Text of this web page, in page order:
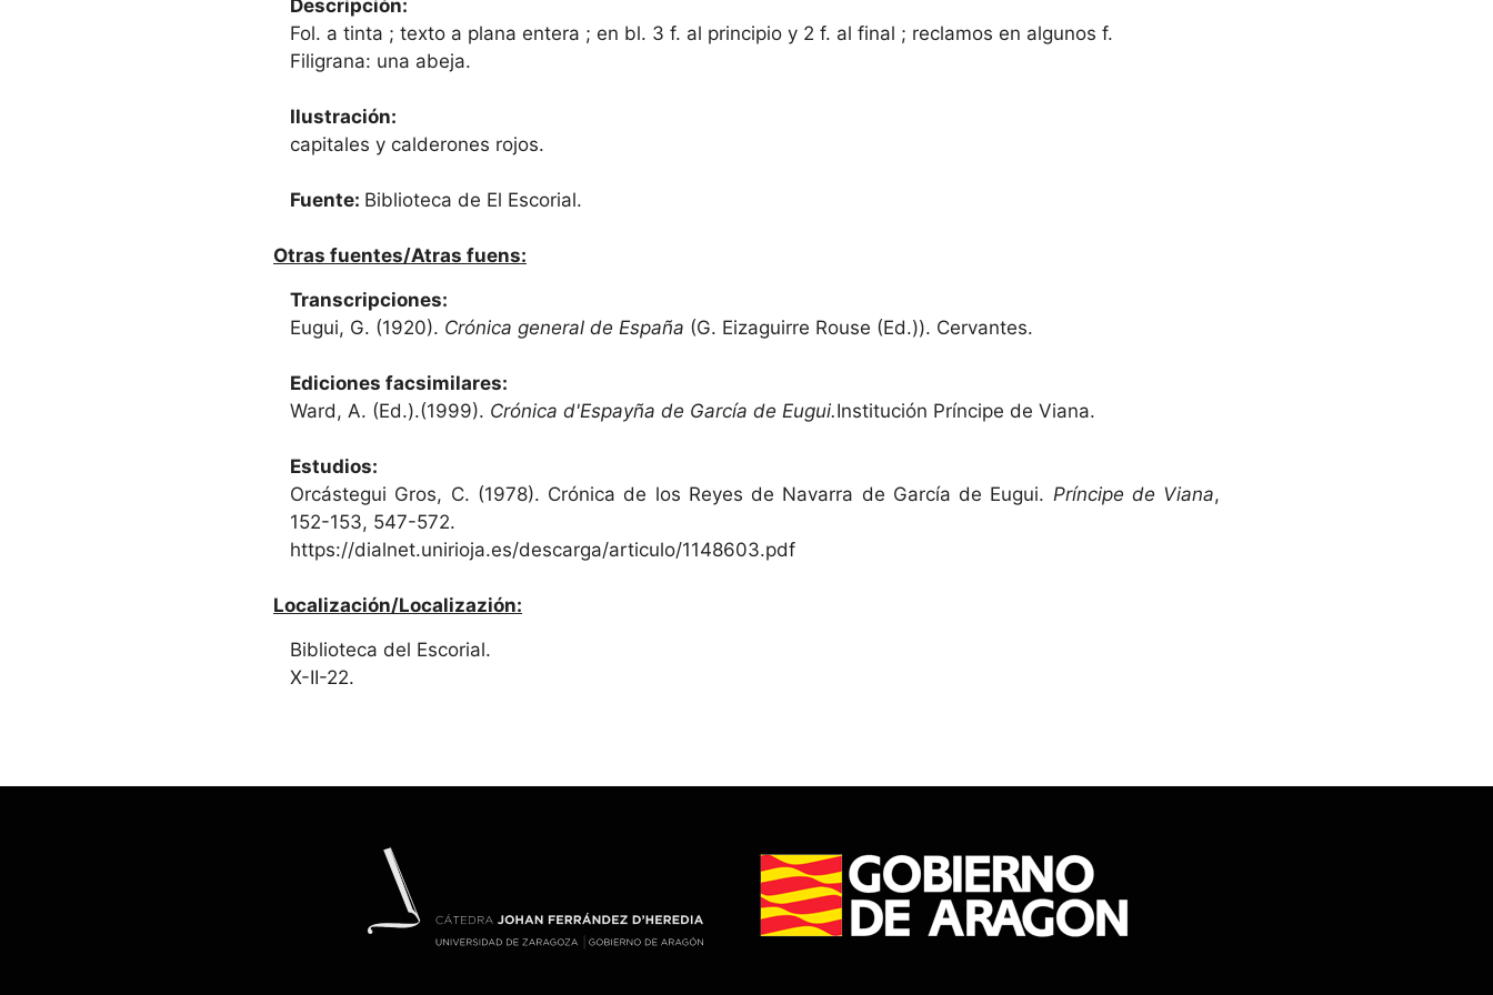
Descripción:
Fol. a tinta ; texto a plana entera ; en bl. 3 f. al principio y 2 f. al final ; reclamos en algunos f.
Filigrana: una abeja.
Ilustración:
capitales y calderones rojos.
Fuente: Biblioteca de El Escorial.
Otras fuentes/Atras fuens:
Transcripciones:
Eugui, G. (1920). Crónica general de España (G. Eizaguirre Rouse (Ed.)). Cervantes.
Ediciones facsimilares:
Ward, A. (Ed.).(1999). Crónica d'Espayña de García de Eugui.Institución Príncipe de Viana.
Estudios:
Orcástegui Gros, C. (1978). Crónica de los Reyes de Navarra de García de Eugui. Príncipe de Viana,
152-153, 547-572.
https://dialnet.unirioja.es/descarga/articulo/1148603.pdf
Localización/Localizazión:
Biblioteca del Escorial.
X-II-22.